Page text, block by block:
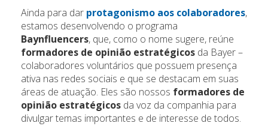
Ainda para dar protagonismo aos colaboradores,
estamos desenvolvendo o programa
Baynfluencers, que, como o nome sugere, reúne
formadores de opinião estratégicos da Bayer –
colaboradores voluntários que possuem presença
ativa nas redes sociais e que se destacam em suas
áreas de atuação. Eles são nossos formadores de
opinião estratégicos da voz da companhia para
divulgar temas importantes e de interesse de todos.